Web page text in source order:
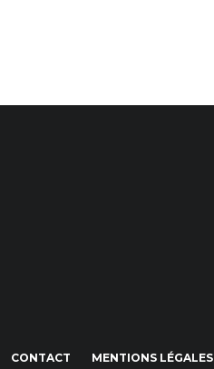
CONTACT MENTIONS LÉGALES